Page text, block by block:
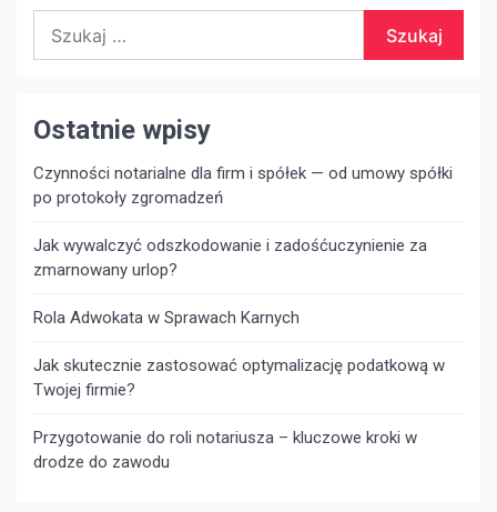
Ostatnie wpisy
Czynności notarialne dla firm i spółek — od umowy spółki
po protokoły zgromadzeń
Jak wywalczyć odszkodowanie i zadośćuczynienie za
zmarnowany urlop?
Rola Adwokata w Sprawach Karnych
Jak skutecznie zastosować optymalizację podatkową w
Twojej firmie?
Przygotowanie do roli notariusza – kluczowe kroki w
drodze do zawodu